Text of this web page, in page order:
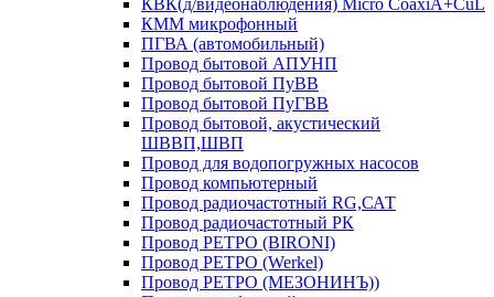
КВК(д/видеонаблюдения) Micro CoaxiA+CuL
КММ микрофонный
ПГВА (автомобильный)
Провод бытовой АПУНП
Провод бытовой ПуВВ
Провод бытовой ПуГВВ
Провод бытовой, акустический
ШВВП,ШВП
Провод для водопогружных насосов
Провод компьютерный
Провод радиочастотный RG,САТ
Провод радиочастотный РК
Провод РЕТРО (BIRONI)
Провод РЕТРО (Werkel)
Провод РЕТРО (МЕЗОНИНЪ))